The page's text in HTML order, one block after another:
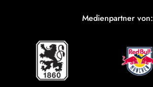
Medienpartner von: